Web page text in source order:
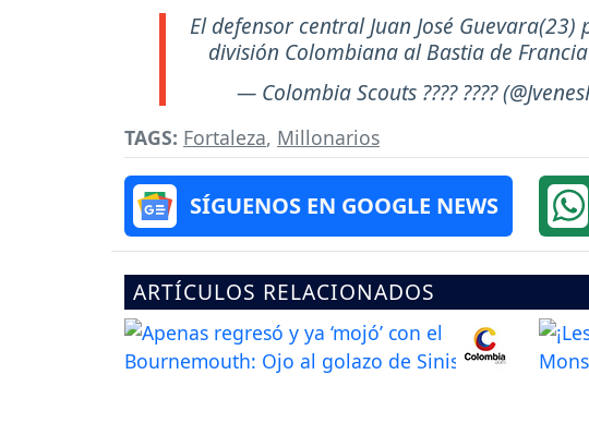
El defensor central Juan José
división Colombiana al Bastia de Francia
— Colombia Scouts ???? ????
TAGS: Fortaleza, Millonarios
SÍGUENOS EN GOOGLE NEWS
ARTÍCULOS RELACIONADOS